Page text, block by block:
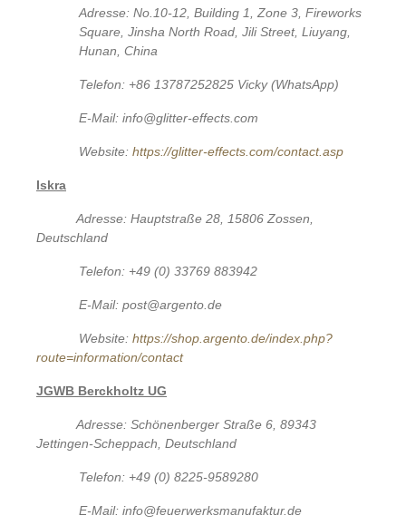
Adresse: No.10-12, Building 1, Zone 3, Fireworks
Square, Jinsha North Road, Jili Street, Liuyang,
Hunan, China
Telefon: +86 13787252825 Vicky (WhatsApp)
E-Mail: info@glitter-effects.com
Website:https://glitter-effects.com/contact.asp
Iskra
Adresse: Hauptstraße 28, 15806 Zossen,
Deutschland
Telefon: +49 (0) 33769 883942
E-Mail: post@argento.de
Website:https://shop.argento.de/index.php?
route=information/contact
JGWB Berckholtz UG
Adresse: Schönenberger Straße 6, 89343
Jettingen-Scheppach, Deutschland
Telefon: +49 (0) 8225-9589280
E-Mail: info@feuerwerksmanufaktur.de